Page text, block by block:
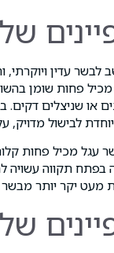
לבשר עדין
מכיל פחות שומן
או שניצלים
לבישול מדויק,
עגל מכיל פחות
תקווה עשויה
מעט יקר יותר